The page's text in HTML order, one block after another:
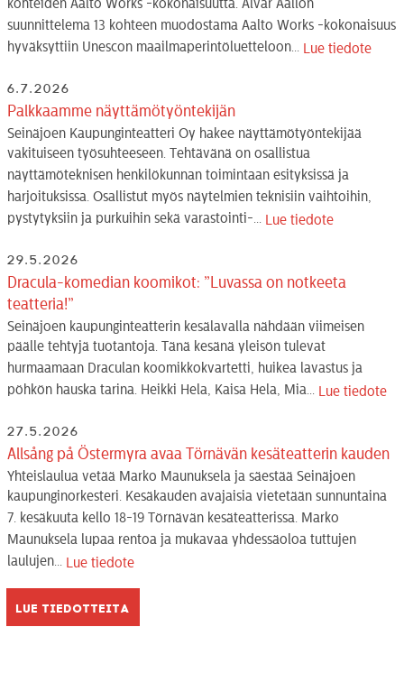
kohteiden Aalto Works -kokonaisuutta. Alvar Aallon
suunnittelema 13 kohteen muodostama Aalto Works -kokonaisuus
hyväksyttiin Unescon maailmaperintöluetteloon... Lue tiedote
6.7.2026
Palkkaamme näyttämötyöntekijän
Seinäjoen Kaupunginteatteri Oy hakee näyttämötyöntekijää
vakituiseen työsuhteeseen. Tehtävänä on osallistua
näyttämöteknisen henkilökunnan toimintaan esityksissä ja
harjoituksissa. Osallistut myös näytelmien teknisiin vaihtoihin,
pystytyksiin ja purkuihin sekä varastointi-... Lue tiedote
29.5.2026
Dracula-komedian koomikot: ”Luvassa on notkeeta
teatteria!”
Seinäjoen kaupunginteatterin kesälavalla nähdään viimeisen
päälle tehtyjä tuotantoja. Tänä kesänä yleisön tulevat
hurmaamaan Draculan koomikkokvartetti, huikea lavastus ja
pöhkön hauska tarina. Heikki Hela, Kaisa Hela, Mia... Lue tiedote
27.5.2026
Allsång på Östermyra avaa Törnävän kesäteatterin kauden
Yhteislaulua vetää Marko Maunuksela ja säestää Seinäjoen
kaupunginorkesteri. Kesäkauden avajaisia vietetään sunnuntaina
7. kesäkuuta kello 18-19 Törnävän kesäteatterissa. Marko
Maunuksela lupaa rentoa ja mukavaa yhdessäoloa tuttujen
laulujen... Lue tiedote
Lue tiedotteita